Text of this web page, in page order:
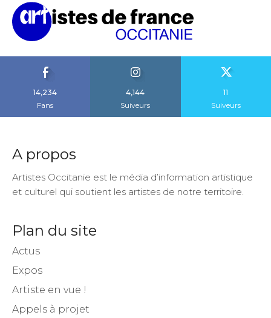
14,234
Fans
4,144
Suiveurs
11
Suiveurs
A propos
Artistes Occitanie est le média d’information artistique
et culturel qui soutient les artistes de notre territoire.
Plan du site
Actus
Expos
Artiste en vue !
Appels à projet